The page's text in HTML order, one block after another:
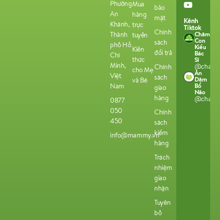
Phường
An
Khánh,
Thành
phố Hồ
Chí
Minh,
Việt
Nam
0877
050
450
info@mammy.vn
Mua
hàng
trực
tuyến
Kiến
thức
cho Mẹ
và Bé
bảo
mật
Chính
sách
đổi trả
Chính
sách
giao
hàng
Chính
sách
kiểm
hàng
Trách
nhiệm
giao
nhận
Tuyên
bố
Kênh
Tiktok
Chăm
Con
Kiểu
Bác
Sĩ
Ăn
Dặm
Bổ
Não